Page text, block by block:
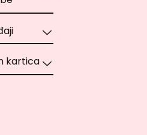
kartica